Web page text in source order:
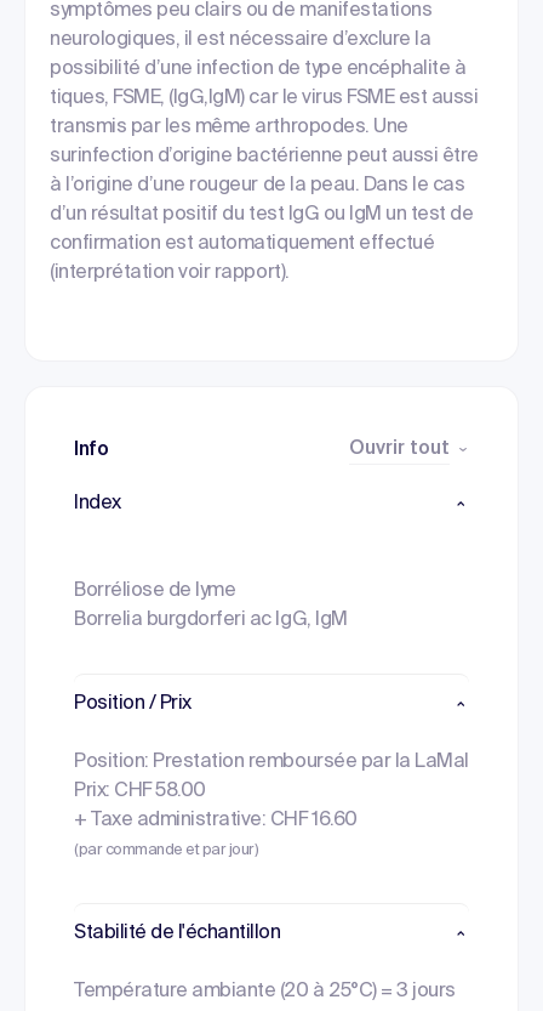
symptômes peu clairs ou de manifestations
neurologiques, il est nécessaire d’exclure la
possibilité d’une infection de type encéphalite à
tiques, FSME, (IgG,IgM) car le virus FSME est aussi
transmis par les même arthropodes. Une
surinfection d’origine bactérienne peut aussi être
à l’origine d’une rougeur de la peau. Dans le cas
d’un résultat positif du test IgG ou IgM un test de
confirmation est automatiquement effectué
(interprétation voir rapport).
Info Ouvrir tout
Index
Borréliose de lyme
Borrelia burgdorferi ac IgG, IgM
Position / Prix
Position: Prestation remboursée par la LaMal
Prix: CHF 58.00
+ Taxe administrative: CHF 16.60
(par commande et par jour)
Stabilité de l'échantillon
Température ambiante (20 à 25°C) = 3 jours